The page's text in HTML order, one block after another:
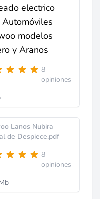
electrico
Automóviles
modelos
y Aranos
8
opiniones
Lanos Nubira
de Despiece.pdf
8
opiniones